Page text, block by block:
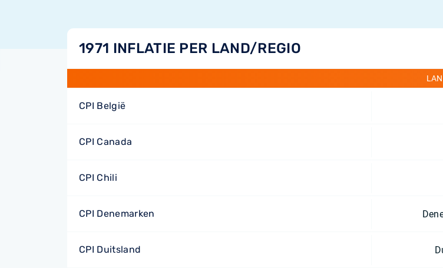
1971 INFLATIE PER LAND/REGIO
CPI België
CPI Canada
CPI Chili
CPI Denemarken
CPI Duitsland